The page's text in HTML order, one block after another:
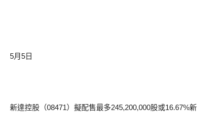
5月5日
新達控股（08471）擬配售最多245,200,000股或16.67%新